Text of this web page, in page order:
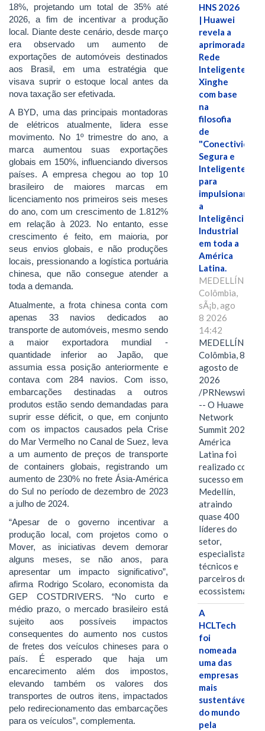
18%, projetando um total de 35% até
2026, a fim de incentivar a produção
local. Diante deste cenário, desde março
era observado um aumento de
exportações de automóveis destinados
aos Brasil, em uma estratégia que
visava suprir o estoque local antes da
nova taxação ser efetivada.
A BYD, uma das principais montadoras
de elétricos atualmente, lidera esse
movimento. No 1º trimestre do ano, a
marca aumentou suas exportações
globais em 150%, influenciando diversos
países. A empresa chegou ao top 10
brasileiro de maiores marcas em
licenciamento nos primeiros seis meses
do ano, com um crescimento de 1.812%
em relação à 2023. No entanto, esse
crescimento é feito, em maioria, por
seus envios globais, e não produções
locais, pressionando a logística portuária
chinesa, que não consegue atender a
toda a demanda.
Atualmente, a frota chinesa conta com
apenas 33 navios dedicados ao
transporte de automóveis, mesmo sendo
a maior exportadora mundial -
quantidade inferior ao Japão, que
assumia essa posição anteriormente e
contava com 284 navios. Com isso,
embarcações destinadas a outros
produtos estão sendo demandadas para
suprir esse déficit, o que, em conjunto
com os impactos causados pela Crise
do Mar Vermelho no Canal de Suez, leva
a um aumento de preços de transporte
de containers globais, registrando um
aumento de 230% no frete Ásia-América
do Sul no período de dezembro de 2023
a julho de 2024.
“Apesar de o governo incentivar a
produção local, com projetos como o
Mover, as iniciativas devem demorar
alguns meses, se não anos, para
apresentar um impacto significativo”,
afirma Rodrigo Scolaro, economista da
GEP COSTDRIVERS. “No curto e
médio prazo, o mercado brasileiro está
sujeito aos possíveis impactos
consequentes do aumento nos custos
de fretes dos veículos chineses para o
país. É esperado que haja um
encarecimento além dos impostos,
elevando também os valores dos
transportes de outros itens, impactados
pelo redirecionamento das embarcações
para os veículos”, complementa.
HNS 2026
| Huawei
revela a
aprimorada
Rede
Inteligente
Xinghe
com base
na
filosofia
de
"Conectividade
Segura e
Inteligente"
para
impulsionar
a
Inteligência
Industrial
em toda a
América
Latina.
MEDELLÍN,
Colômbia,
sÃ¡b, ago
8 2026
14:42
MEDELLÍN,
Colômbia, 8 de
agosto de
2026
/PRNewswire/
-- O Huawei
Network
Summit 2026
América
Latina foi
realizado com
sucesso em
Medellín,
atraindo
quase 400
líderes do
setor,
especialistas
técnicos e
parceiros do
ecossistema.…
A
HCLTech
foi
nomeada
uma das
empresas
mais
sustentáveis
do mundo
pela